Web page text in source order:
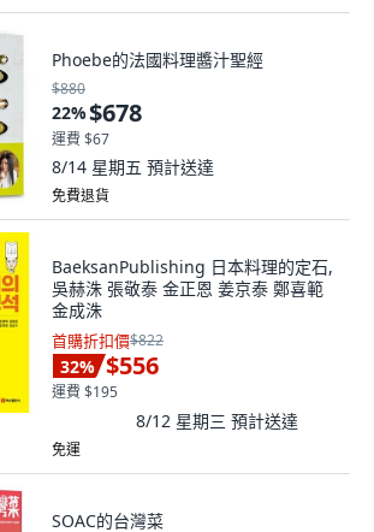
Phoebe的法國料理醬汁聖經
$880
22%$678
運費 $67
8/14 星期五 預計送達
免費退貨
BaeksanPublishing 日本料理的定石,
吳赫洙 張敬泰 金正恩 姜京泰 鄭喜範
金成洙
首購折扣價$822
32% $556
運費 $195
8/12 星期三 預計送達
免運
SOAC的台灣菜